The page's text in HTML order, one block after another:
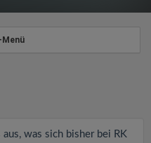
was sich bisher bei RK